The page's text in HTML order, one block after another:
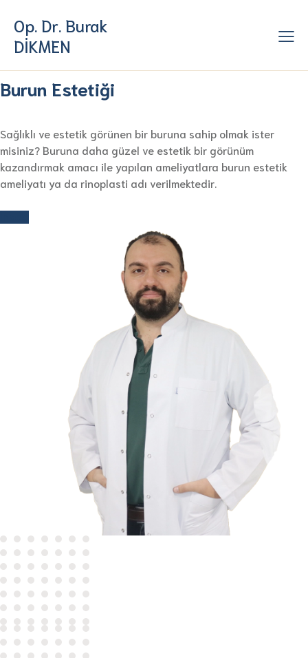
Op. Dr. Burak
DİKMEN
Burun Estetiği
Sağlıklı ve estetik görünen bir buruna sahip olmak ister
misiniz? Buruna daha güzel ve estetik bir görünüm
kazandırmak amacı ile yapılan ameliyatlara burun estetik
ameliyatı ya da rinoplasti adı verilmektedir.